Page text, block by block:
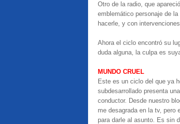
Otro de la radio, que
emblemático personaje de
hacerle, y con
Ahora el ciclo encontró su
duda alguna, la culpa es
MUNDO CRUEL
Este es un ciclo del que ya
subdesarrollado presenta
conductor. Desde nuestro
me desagrada en la tv,
para darle al asunto. Es sin